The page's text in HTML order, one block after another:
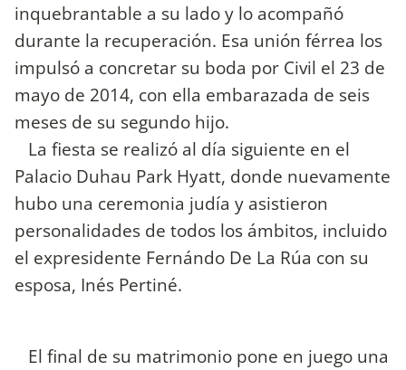
inquebrantable a su lado y lo acompañó
durante la recuperación. Esa unión férrea los
impulsó a concretar su boda por Civil el 23 de
mayo de 2014, con ella embarazada de seis
meses de su segundo hijo.
La fiesta se realizó al día siguiente en el
Palacio Duhau Park Hyatt, donde nuevamente
hubo una ceremonia judía y asistieron
personalidades de todos los ámbitos, incluido
el expresidente Fernándo De La Rúa con su
esposa, Inés Pertiné.
El final de su matrimonio pone en juego una